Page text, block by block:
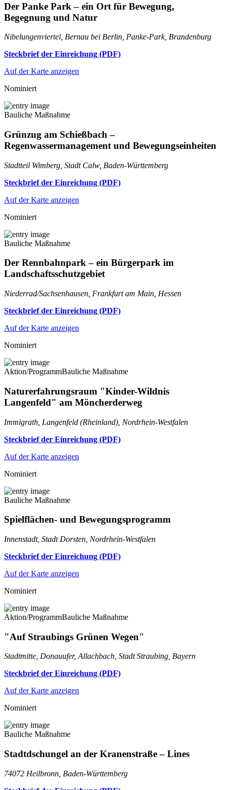
Der Panke Park – ein Ort für Bewegung,
Begegnung und Natur
Nibelungenviertel, Bernau bei Berlin, Panke-Park, Brandenburg
Steckbrief der Einreichung (PDF)
Auf der Karte anzeigen
Nominiert
Bauliche Maßnahme
Grünzug am Schießbach –
Regenwassermanagement und Bewegungseinheiten
Stadtteil Wimberg, Stadt Calw, Baden-Württemberg
Steckbrief der Einreichung (PDF)
Auf der Karte anzeigen
Nominiert
Bauliche Maßnahme
Der Rennbahnpark – ein Bürgerpark im
Landschaftsschutzgebiet
Niederrad/Sachsenhausen, Frankfurt am Main, Hessen
Steckbrief der Einreichung (PDF)
Auf der Karte anzeigen
Nominiert
Aktion/ProgrammBauliche Maßnahme
Naturerfahrungsraum "Kinder-Wildnis
Langenfeld" am Möncherderweg
Immigrath, Langenfeld (Rheinland), Nordrhein-Westfalen
Steckbrief der Einreichung (PDF)
Auf der Karte anzeigen
Nominiert
Bauliche Maßnahme
Spielflächen- und Bewegungsprogramm
Innenstadt, Stadt Dorsten, Nordrhein-Westfalen
Steckbrief der Einreichung (PDF)
Auf der Karte anzeigen
Nominiert
Aktion/ProgrammBauliche Maßnahme
"Auf Straubings Grünen Wegen"
Stadtmitte, Donauufer, Allachbach, Stadt Straubing, Bayern
Steckbrief der Einreichung (PDF)
Auf der Karte anzeigen
Nominiert
Bauliche Maßnahme
Stadtdschungel an der Kranenstraße – Lines
74072 Heilbronn, Baden-Württemberg